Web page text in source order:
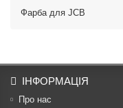
Фарба для JCB
ІНФОРМАЦІЯ
Про нас